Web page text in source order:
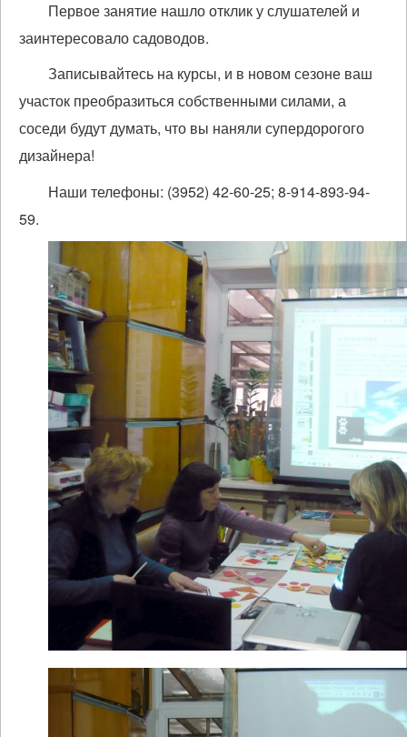
Первое занятие нашло отклик у слушателей и
заинтересовало садоводов.
Записывайтесь на курсы, и в новом сезоне ваш
участок преобразиться собственными силами, а
соседи будут думать, что вы наняли супердорогого
дизайнера!
Наши телефоны: (3952) 42-60-25; 8-914-893-94-
59.